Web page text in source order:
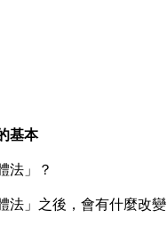
基本
法」？
法」之後，會有什麼改變